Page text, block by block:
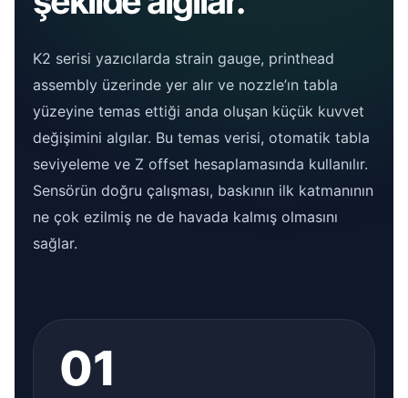
K2 serisi yazıcılarda strain gauge, printhead
assembly üzerinde yer alır ve nozzle’ın tabla
yüzeyine temas ettiği anda oluşan küçük kuvvet
değişimini algılar. Bu temas verisi, otomatik tabla
seviyeleme ve Z offset hesaplamasında kullanılır.
Sensörün doğru çalışması, baskının ilk katmanının
ne çok ezilmiş ne de havada kalmış olmasını
sağlar.
01